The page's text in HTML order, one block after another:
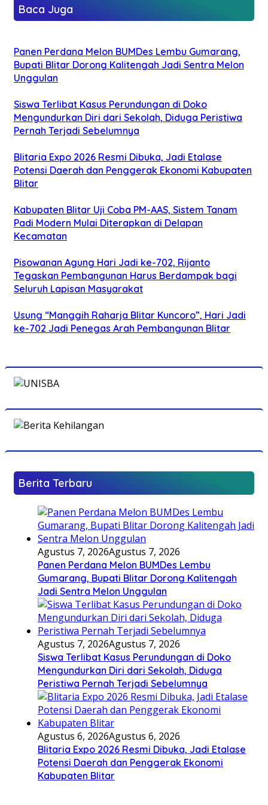
Baca Juga
Panen Perdana Melon BUMDes Lembu Gumarang,
Bupati Blitar Dorong Kalitengah Jadi Sentra Melon
Unggulan
Siswa Terlibat Kasus Perundungan di Doko
Mengundurkan Diri dari Sekolah, Diduga Peristiwa
Pernah Terjadi Sebelumnya
Blitaria Expo 2026 Resmi Dibuka, Jadi Etalase
Potensi Daerah dan Penggerak Ekonomi Kabupaten
Blitar
Kabupaten Blitar Uji Coba PM-AAS, Sistem Tanam
Padi Modern Mulai Diterapkan di Delapan
Kecamatan
Pisowanan Agung Hari Jadi ke-702, Rijanto
Tegaskan Pembangunan Harus Berdampak bagi
Seluruh Lapisan Masyarakat
Usung “Manggih Raharja Blitar Kuncoro”, Hari Jadi
ke-702 Jadi Penegas Arah Pembangunan Blitar
Berita Terbaru
Agustus 7, 2026Agustus 7, 2026
Panen Perdana Melon BUMDes Lembu
Gumarang, Bupati Blitar Dorong Kalitengah
Jadi Sentra Melon Unggulan
Agustus 7, 2026Agustus 7, 2026
Siswa Terlibat Kasus Perundungan di Doko
Mengundurkan Diri dari Sekolah, Diduga
Peristiwa Pernah Terjadi Sebelumnya
Agustus 6, 2026Agustus 6, 2026
Blitaria Expo 2026 Resmi Dibuka, Jadi Etalase
Potensi Daerah dan Penggerak Ekonomi
Kabupaten Blitar